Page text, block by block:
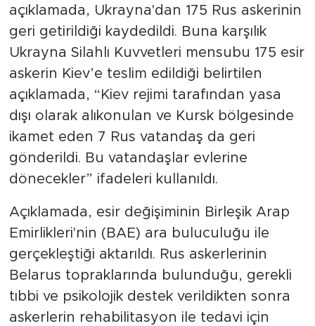
açıklamada, Ukrayna'dan 175 Rus askerinin
geri getirildiği kaydedildi. Buna karşılık
Ukrayna Silahlı Kuvvetleri mensubu 175 esir
askerin Kiev’e teslim edildiği belirtilen
açıklamada, “Kiev rejimi tarafından yasa
dışı olarak alıkonulan ve Kursk bölgesinde
ikamet eden 7 Rus vatandaş da geri
gönderildi. Bu vatandaşlar evlerine
dönecekler” ifadeleri kullanıldı.
Açıklamada, esir değişiminin Birleşik Arap
Emirlikleri'nin (BAE) ara buluculuğu ile
gerçekleştiği aktarıldı. Rus askerlerinin
Belarus topraklarında bulunduğu, gerekli
tıbbi ve psikolojik destek verildikten sonra
askerlerin rehabilitasyon ile tedavi için